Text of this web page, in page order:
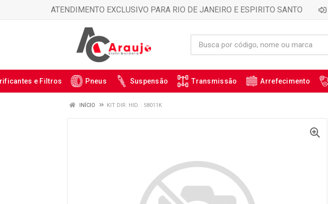
ATENDIMENTO EXCLUSIVO PARA RIO DE JANEIRO E ESPIRITO SANTO
e Filtros Pneus Suspensão Transmissão Arrefecimento
INÍCIO KIT DIR. HID. : 58011K